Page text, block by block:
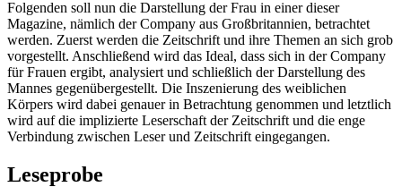
Folgenden soll nun die Darstellung der Frau in einer dieser
Magazine, nämlich der Company aus Großbritannien, betrachtet
werden. Zuerst werden die Zeitschrift und ihre Themen an sich grob
vorgestellt. Anschließend wird das Ideal, dass sich in der Company
für Frauen ergibt, analysiert und schließlich der Darstellung des
Mannes gegenübergestellt. Die Inszenierung des weiblichen
Körpers wird dabei genauer in Betrachtung genommen und letztlich
wird auf die implizierte Leserschaft der Zeitschrift und die enge
Verbindung zwischen Leser und Zeitschrift eingegangen.
Leseprobe